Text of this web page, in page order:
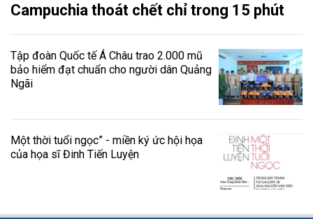
Campuchia thoát chết chỉ trong 15 phút
Tập đoàn Quốc tế Á Châu trao 2.000 mũ
bảo hiểm đạt chuẩn cho người dân Quảng
Ngãi
Một thời tuổi ngọc” - miền ký ức hội họa
của họa sĩ Đinh Tiến Luyện